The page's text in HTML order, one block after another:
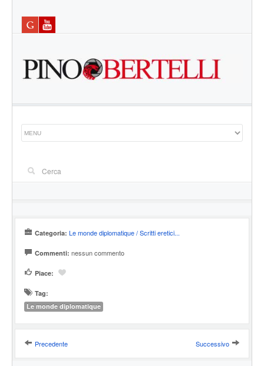
Categoria: Le monde diplomatique / Scritti eretici...
Commenti: nessun commento
Piace:
Tag:
Le monde diplomatique
Precedente Successivo